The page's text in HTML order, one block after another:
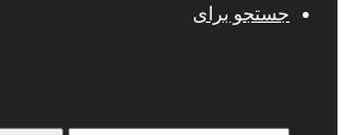
جستجو برای